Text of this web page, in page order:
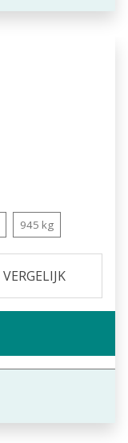
945 kg
VERGELIJK